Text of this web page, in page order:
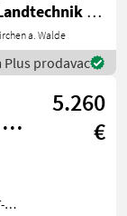
mit
Strasser Landtechnik GmbH
a. Walde
Plus prodavac
5.260
€